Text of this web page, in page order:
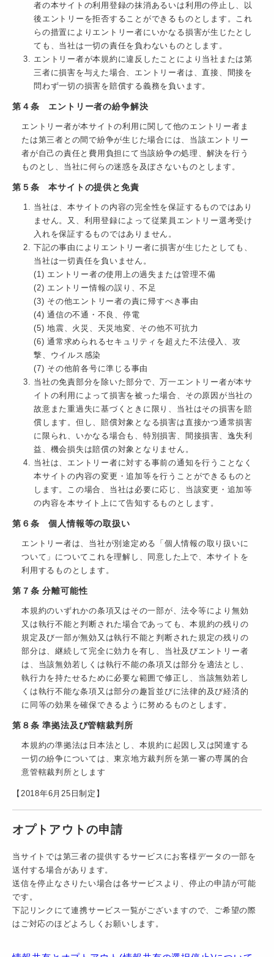
者の本サイトの利用登録の抹消あるいは利用の停止し、以
後エントリーを拒否することができるものとします。これ
らの措置によりエントリー者にいかなる損害が生じたとし
ても、当社は一切の責任を負わないものとします。
エントリー者が本規約に違反したことにより当社または第
三者に損害を与えた場合、エントリー者は、直接、間接を
問わず一切の損害を賠償する義務を負います。
第４条 エントリー者の紛争解決
エントリー者が本サイトの利用に関して他のエントリー者ま
たは第三者との間で紛争が生じた場合には、当該エントリー
者が自己の責任と費用負担にて当該紛争の処理、解決を行う
ものとし、当社に何らの迷惑を及ぼさないものとします。
第５条 本サイトの提供と免責
当社は、本サイトの内容の完全性を保証するものではあり
ません。又、利用登録によって従業員エントリー選考受け
入れを保証するものではありません。
下記の事由によりエントリー者に損害が生じたとしても、
当社は一切責任を負いません。
(1) エントリー者の使用上の過失または管理不備
(2) エントリー情報の誤り、不足
(3) その他エントリー者の責に帰すべき事由
(4) 通信の不通・不良、停電
(5) 地震、火災、天災地変、その他不可抗力
(6) 通常求められるセキュリティを超えた不法侵入、攻
撃、ウイルス感染
(7) その他前各号に準じる事由
当社の免責部分を除いた部分で、万一エントリー者が本サ
イトの利用によって損害を被った場合、その原因が当社の
故意また重過失に基づくときに限り、当社はその損害を賠
償します。但し、賠償対象となる損害は直接かつ通常損害
に限られ、いかなる場合も、特別損害、間接損害、逸失利
益、機会損失は賠償の対象となりません。
当社は、エントリー者に対する事前の通知を行うことなく
本サイトの内容の変更・追加等を行うことができるものと
します。この場合、当社は必要に応じ、当該変更・追加等
の内容を本サイト上にて告知するものとします。
第６条 個人情報等の取扱い
エントリー者は、当社が別途定める「個人情報の取り扱いに
ついて」についてこれを理解し、同意した上で、本サイトを
利用するものとします。
第７条 分離可能性
本規約のいずれかの条項又はその一部が、法令等により無効
又は執行不能と判断された場合であっても、本規約の残りの
規定及び一部が無効又は執行不能と判断された規定の残りの
部分は、継続して完全に効力を有し、当社及びエントリー者
は、当該無効若しくは執行不能の条項又は部分を適法とし、
執行力を持たせるために必要な範囲で修正し、当該無効若し
くは執行不能な条項又は部分の趣旨並びに法律的及び経済的
に同等の効果を確保できるように努めるものとします。
第８条 準拠法及び管轄裁判所
本規約の準拠法は日本法とし、本規約に起因し又は関連する
一切の紛争については、東京地方裁判所を第一審の専属的合
意管轄裁判所とします
【2018年6月25日制定】
オプトアウトの申請
当サイトでは第三者の提供するサービスにお客様データの一部を
送付する場合があります。
送信を停止なさりたい場合は各サービスより、停止の申請が可能
です。
下記リンクにて連携サービス一覧がございますので、ご希望の際
はご対応のほどよろしくお願いします。